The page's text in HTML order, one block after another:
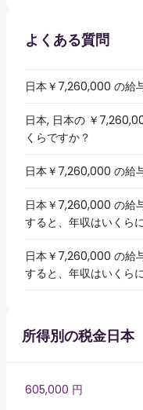
よくある質問
日本￥7,260,000 の給
日本, 日本の ￥
くらですか？
日本￥7,260,000 の給
日本￥7,260,000 の給
すると、年収はいくら
日本￥7,260,000 の給
すると、年収はいくら
所得別の税金日本
605,000 円